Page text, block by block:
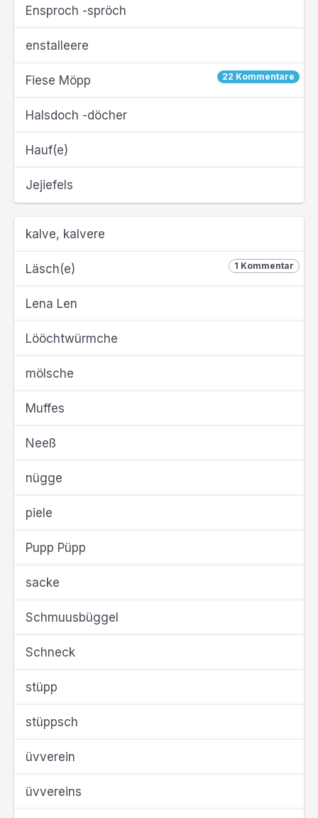
Ensproch -spröch
enstalleere
22 Kommentare
Fiese Möpp
Halsdoch -döcher
Hauf(e)
Jejiefels
kalve, kalvere
1 Kommentar
Läsch(e)
Lena Len
Lööchtwürmche
mölsche
Muffes
Neeß
nügge
piele
Pupp Püpp
sacke
Schmuusbüggel
Schneck
stüpp
stüppsch
üvverein
üvvereins